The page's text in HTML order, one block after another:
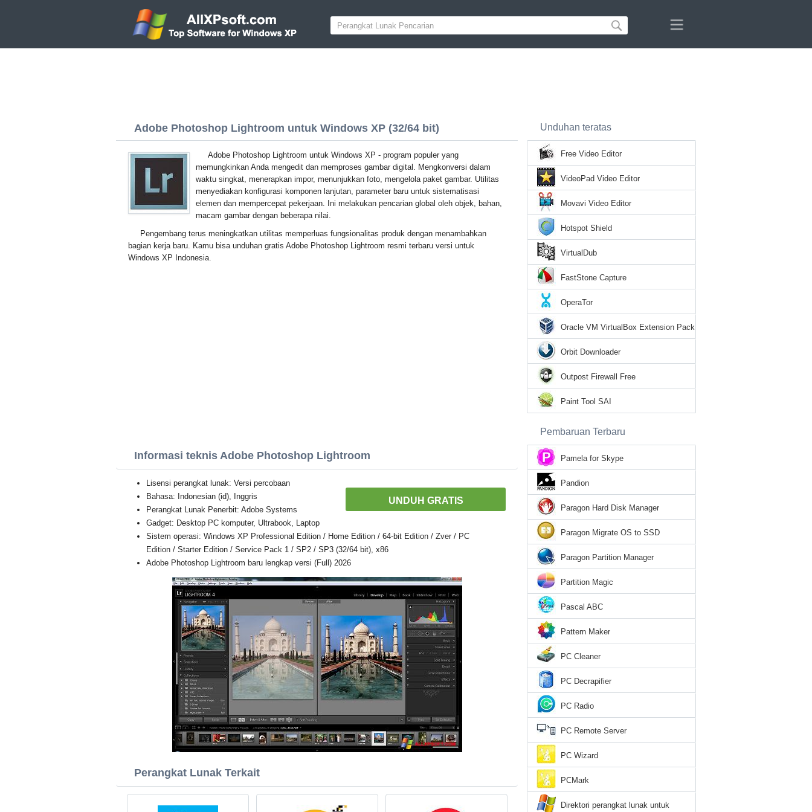
Adobe Photoshop Lightroom untuk Windows XP (32/64 bit)
Adobe Photoshop Lightroom untuk Windows XP - program populer yang
memungkinkan Anda mengedit dan memproses gambar digital. Mengkonversi dalam
waktu singkat, menerapkan impor, menunjukkan foto, mengelola paket gambar. Utilitas
menyediakan konfigurasi komponen lanjutan, parameter baru untuk sistematisasi
elemen dan mempercepat pekerjaan. Ini melakukan pencarian global oleh objek, bahan,
macam gambar dengan beberapa nilai.
Pengembang terus meningkatkan utilitas memperluas fungsionalitas produk dengan menambahkan
bagian kerja baru. Kamu bisa unduhan gratis Adobe Photoshop Lightroom resmi terbaru versi untuk
Windows XP Indonesia.
Informasi teknis Adobe Photoshop Lightroom
UNDUH GRATIS
Lisensi perangkat lunak: Versi percobaan
Bahasa: Indonesian (id), Inggris
Perangkat Lunak Penerbit: Adobe Systems
Gadget: Desktop PC komputer, Ultrabook, Laptop
Sistem operasi: Windows XP Professional Edition / Home Edition / 64-bit Edition / Zver / PC
Edition / Starter Edition / Service Pack 1 / SP2 / SP3 (32/64 bit), x86
Adobe Photoshop Lightroom baru lengkap versi (Full) 2026
Perangkat Lunak Terkait
Unduhan teratas
Free Video Editor
VideoPad Video Editor
Movavi Video Editor
Hotspot Shield
VirtualDub
FastStone Capture
OperaTor
Oracle VM VirtualBox Extension Pack
Orbit Downloader
Outpost Firewall Free
Paint Tool SAI
Pembaruan Terbaru
Pamela for Skype
Pandion
Paragon Hard Disk Manager
Paragon Migrate OS to SSD
Paragon Partition Manager
Partition Magic
Pascal ABC
Pattern Maker
PC Cleaner
PC Decrapifier
PC Radio
PC Remote Server
PC Wizard
PCMark
Direktori perangkat lunak untuk